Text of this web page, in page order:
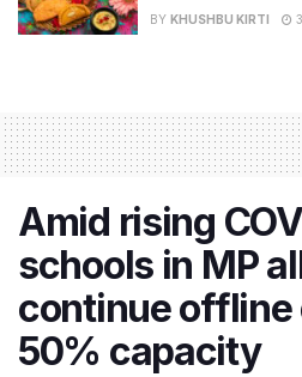
BY KHUSHBU KIRTI
Amid rising
schools in MP
continue offline
50% capacity